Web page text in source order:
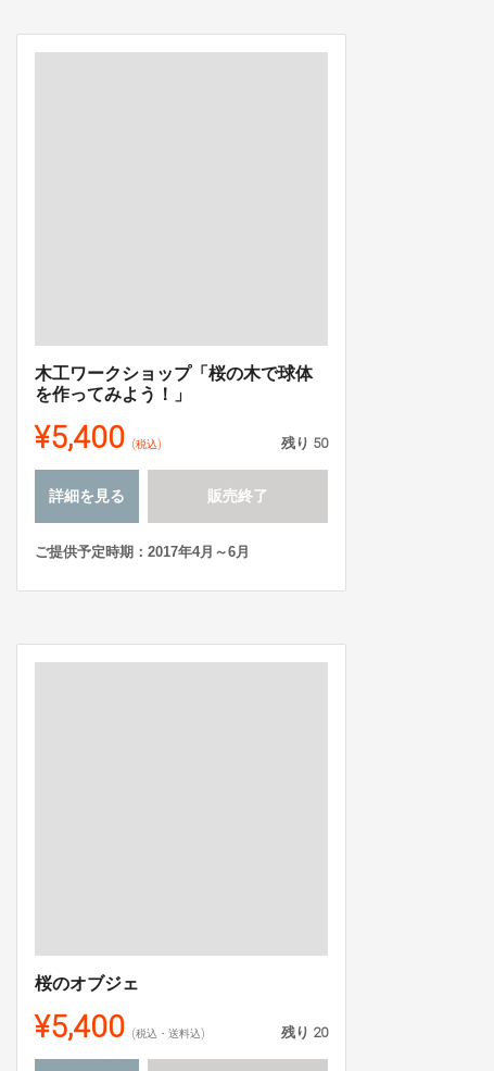
木工ワークショップ「桜の木で球体
を作ってみよう！」
¥5,400 (税込) 残り 50
詳細を見る 販売終了
ご提供予定時期：2017年4月～6月
桜のオブジェ
¥5,400 (税込・送料込) 残り 20